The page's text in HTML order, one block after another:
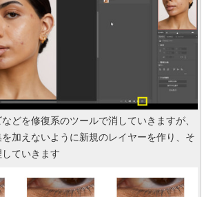
どを修復系のツールで消していきますが、
加えないように新規のレイヤーを作り、そ
ていきます